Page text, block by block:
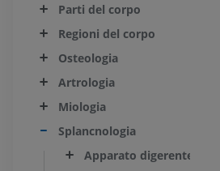
Parti del corpo
Regioni del corpo
Osteologia
Artrologia
Miologia
Splancnologia
Apparato digerente